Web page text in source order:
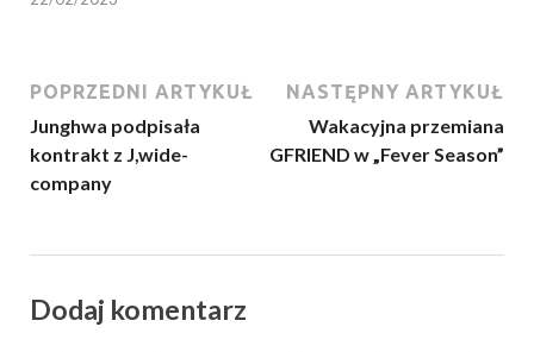
POPRZEDNI ARTYKUŁ
Junghwa podpisała
kontrakt z J,wide-
company
NASTĘPNY ARTYKUŁ
Wakacyjna przemiana
GFRIEND w „Fever Season”
Dodaj komentarz